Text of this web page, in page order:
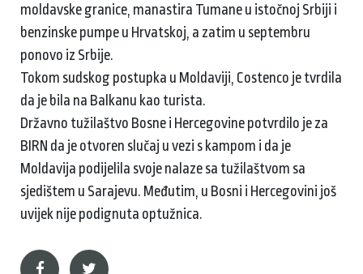
moldavske granice, manastira Tumane u istočnoj Srbiji i
benzinske pumpe u Hrvatskoj, a zatim u septembru
ponovo iz Srbije.
Tokom sudskog postupka u Moldaviji, Costenco je tvrdila
da je bila na Balkanu kao turista.
Državno tužilaštvo Bosne i Hercegovine potvrdilo je za
BIRN da je otvoren slučaj u vezi s kampom i da je
Moldavija podijelila svoje nalaze sa tužilaštvom sa
sjedištem u Sarajevu. Međutim, u Bosni i Hercegovini još
uvijek nije podignuta optužnica.